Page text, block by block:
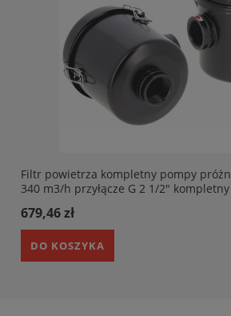
Filtr powietrza kompletny pompy
340 m3/h przyłącze G 2 1/2"
679,46 zł
DO KOSZYKA